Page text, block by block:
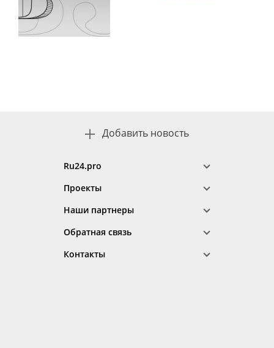
Добавить новость
Ru24.pro
Проекты
Наши партнеры
Обратная связь
Контакты